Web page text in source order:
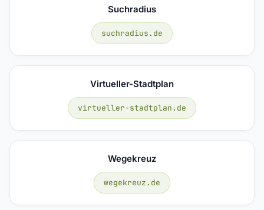
Suchradius
suchradius.de
Virtueller-Stadtplan
virtueller-stadtplan.de
Wegekreuz
wegekreuz.de